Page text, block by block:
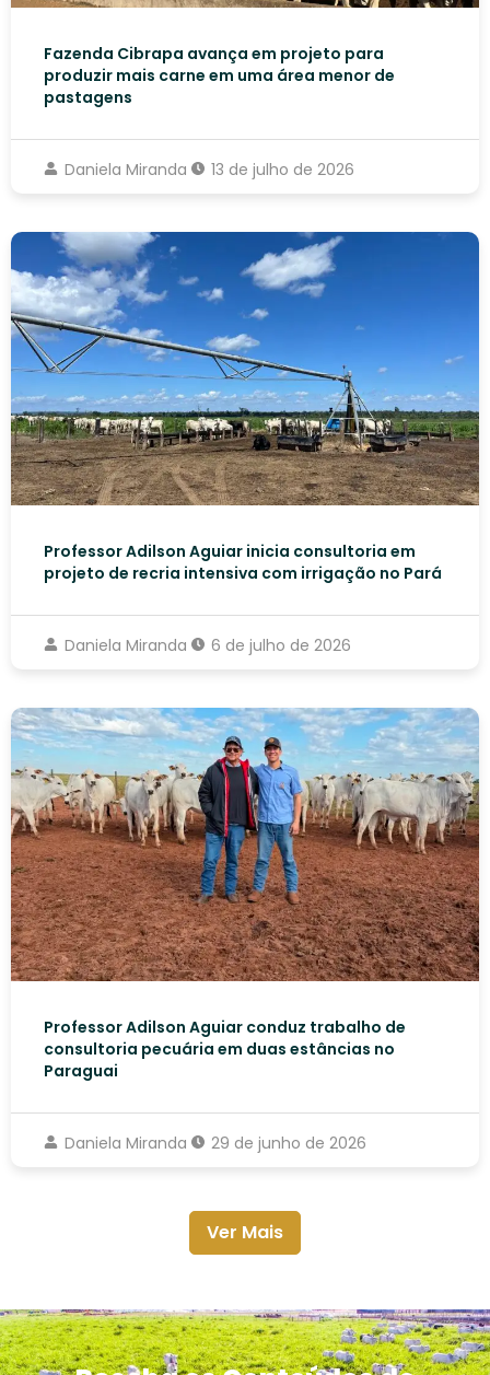
Fazenda Cibrapa avança em projeto para
produzir mais carne em uma área menor de
pastagens
Daniela Miranda 13 de julho de 2026
Professor Adilson Aguiar inicia consultoria em
projeto de recria intensiva com irrigação no Pará
Daniela Miranda 6 de julho de 2026
Professor Adilson Aguiar conduz trabalho de
consultoria pecuária em duas estâncias no
Paraguai
Daniela Miranda 29 de junho de 2026
Ver Mais